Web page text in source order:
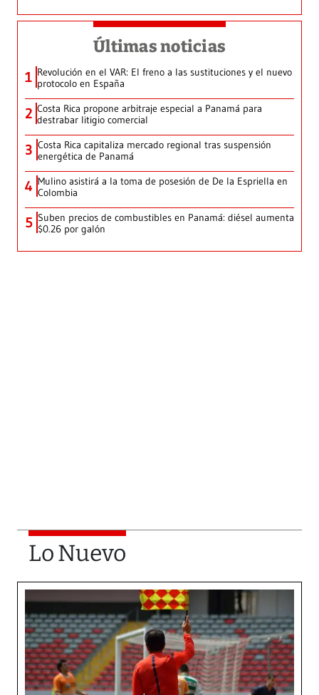
Últimas noticias
1 Revolución en el VAR: El freno a las sustituciones y el nuevo
protocolo en España
2 Costa Rica propone arbitraje especial a Panamá para
destrabar litigio comercial
3 Costa Rica capitaliza mercado regional tras suspensión
energética de Panamá
4 Mulino asistirá a la toma de posesión de De la Espriella en
Colombia
5 Suben precios de combustibles en Panamá: diésel aumenta
$0.26 por galón
Lo Nuevo